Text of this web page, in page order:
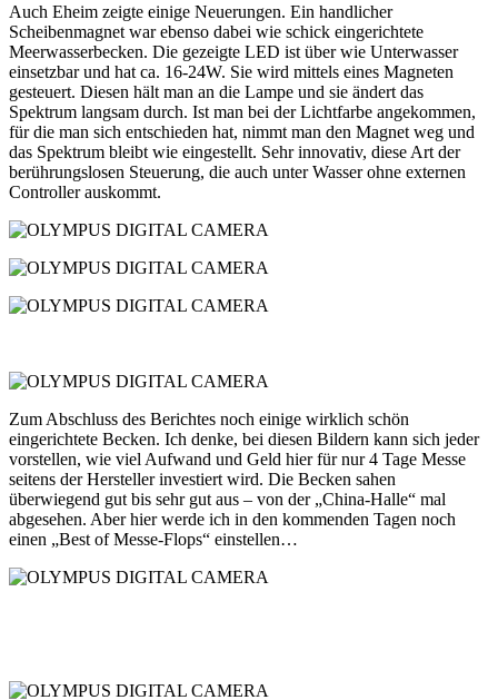
Auch Eheim zeigte einige Neuerungen. Ein handlicher
Scheibenmagnet war ebenso dabei wie schick eingerichtete
Meerwasserbecken. Die gezeigte LED ist über wie Unterwasser
einsetzbar und hat ca. 16-24W. Sie wird mittels eines Magneten
gesteuert. Diesen hält man an die Lampe und sie ändert das
Spektrum langsam durch. Ist man bei der Lichtfarbe angekommen,
für die man sich entschieden hat, nimmt man den Magnet weg und
das Spektrum bleibt wie eingestellt. Sehr innovativ, diese Art der
berührungslosen Steuerung, die auch unter Wasser ohne externen
Controller auskommt.
Zum Abschluss des Berichtes noch einige wirklich schön
eingerichtete Becken. Ich denke, bei diesen Bildern kann sich jeder
vorstellen, wie viel Aufwand und Geld hier für nur 4 Tage Messe
seitens der Hersteller investiert wird. Die Becken sahen
überwiegend gut bis sehr gut aus – von der „China-Halle“ mal
abgesehen. Aber hier werde ich in den kommenden Tagen noch
einen „Best of Messe-Flops“ einstellen…